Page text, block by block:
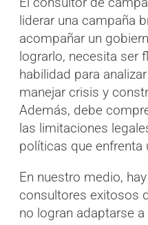
liderar una campaña
acompañar un
lograrlo, necesita ser
habilidad para
manejar crisis y
Además, debe
las limitaciones
políticas que enfrenta
En nuestro medio,
consultores exitosos
no logran adaptarse